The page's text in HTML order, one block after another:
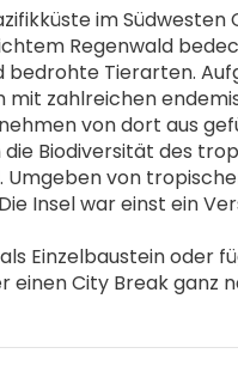
im
Regenwald
bedrohte Tierarten.
mit zahlreichen
von dort aus
Biodiversität des
von
Insel war einst ein
Einzelbaustein
City Break ganz